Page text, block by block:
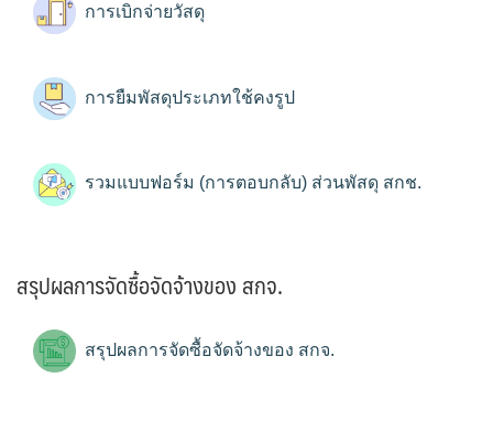
การเบิกจ่ายวัสดุ
การยืมพัสดุประเภทใช้คงรูป
รวมแบบฟอร์ม (การตอบกลับ) ส่วนพัสดุ สกช.
สรุปผลการจัดซื้อจัดจ้างของ สกจ.
สรุปผลการจัดซื้อจัดจ้างของ สกจ.